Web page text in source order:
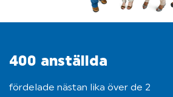
400 anställda
fördelade nästan lika över de 2